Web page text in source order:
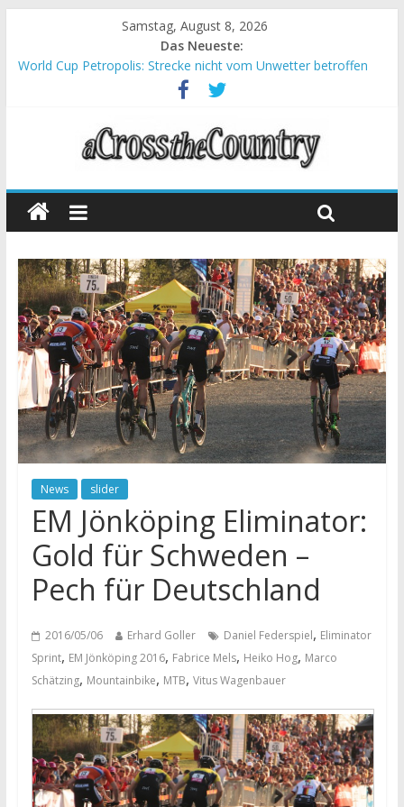
Samstag, August 8, 2026
Das Neueste:
Chelva: Schweizer Doppelsieg beim ersten XCO-Rennen der
Saison
World Cup Petropolis: Strecke nicht vom Unwetter betroffen
startet mit Doppelevent
Supercup Massi Banyoles: Siege für Carod und Richards
Halbzeit beim Andalucia Bike Race: Weltmeister Seewald führt
News slider
EM Jönköping Eliminator:
Gold für Schweden –
Pech für Deutschland
2016/05/06 Erhard Goller Daniel Federspiel, Eliminator
Sprint, EM Jönköping 2016, Fabrice Mels, Heiko Hog, Marco
Schätzing, Mountainbike, MTB, Vitus Wagenbauer